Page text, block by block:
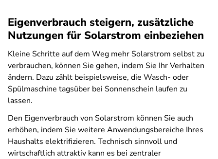
Eigenverbrauch steigern, zusätzliche
Nutzungen für Solarstrom einbeziehen
Kleine Schritte auf dem Weg mehr Solarstrom selbst zu
verbrauchen, können Sie gehen, indem Sie Ihr Verhalten
ändern. Dazu zählt beispielsweise, die Wasch- oder
Spülmaschine tagsüber bei Sonnenschein laufen zu
lassen.
Den Eigenverbrauch von Solarstrom können Sie auch
erhöhen, indem Sie weitere Anwendungsbereiche Ihres
Haushalts elektrifizieren. Technisch sinnvoll und
wirtschaftlich attraktiv kann es bei zentraler